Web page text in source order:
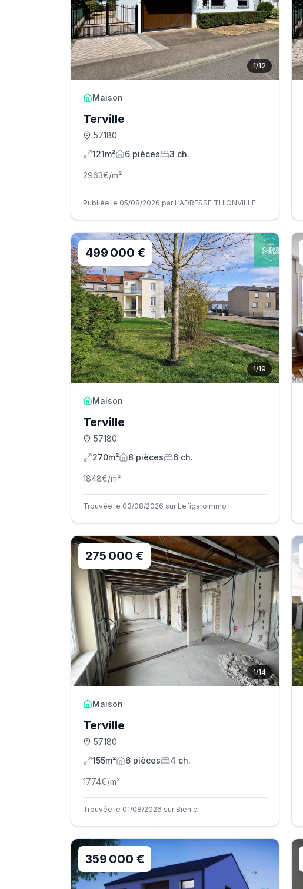
1/12
Maison
Terville
57180
121m²
6 pièces 3 ch.
2963€/m²
Publiée le 05/08/2026 par L'ADRESSE THIONVILLE
1/19
499 000 €
Maison
Terville
57180
270m²
8 pièces 6 ch.
1848€/m²
Trouvée le 03/08/2026 sur Lefigaroimmo
1/14
275 000 €
Maison
Terville
57180
155m²
6 pièces 4 ch.
1774€/m²
Trouvée le 01/08/2026 sur Bienici
359 000 €